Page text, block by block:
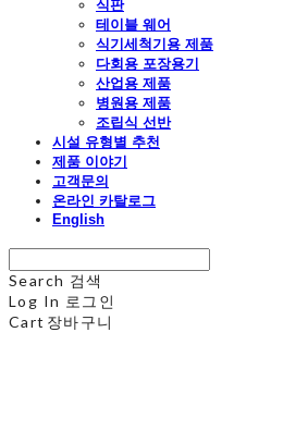
식판
테이블 웨어
식기세척기용 제품
다회용 포장용기
산업용 제품
병원용 제품
조립식 선반
시설 유형별 추천
제품 이야기
고객문의
온라인 카탈로그
English
Search 검색
Log In 로그인
Cart 장바구니